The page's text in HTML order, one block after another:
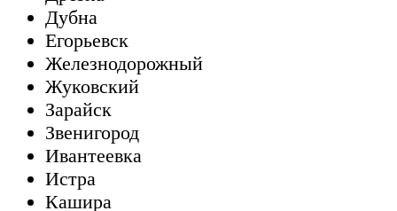
Дубна
Егорьевск
Железнодорожный
Жуковский
Зарайск
Звенигород
Ивантеевка
Истра
Кашира